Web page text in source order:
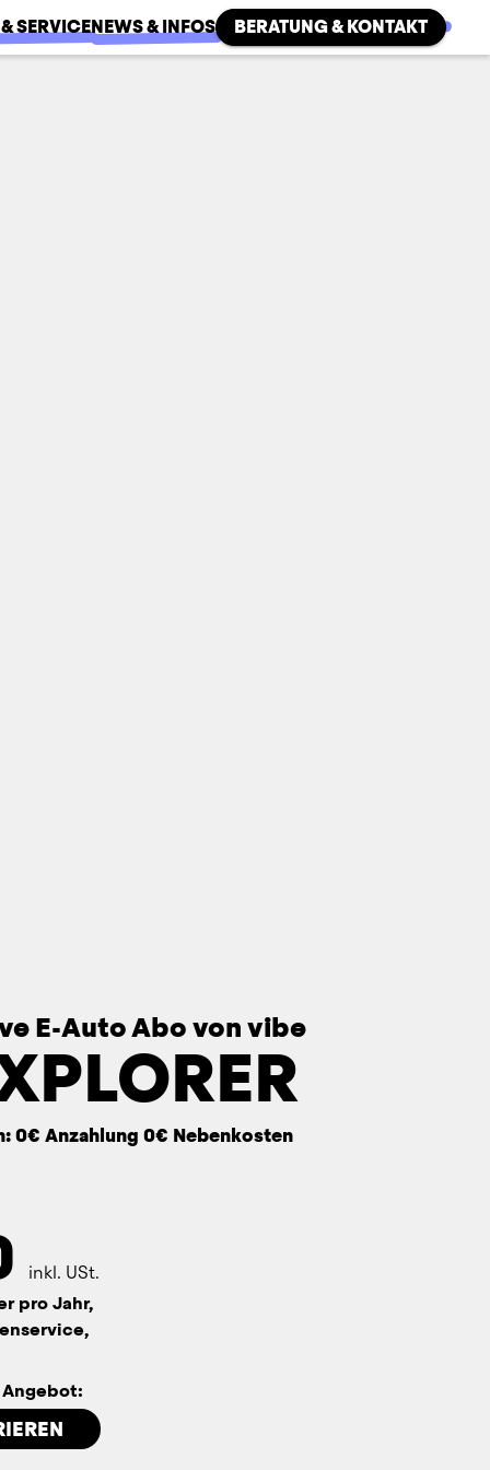
SERVICENEWS & INFOS BERATUNG & KONTAKT
E-Auto Abo von vibe
0€ Anzahlung 0€ Nebenkosten
inkl. USt.
pro Jahr,